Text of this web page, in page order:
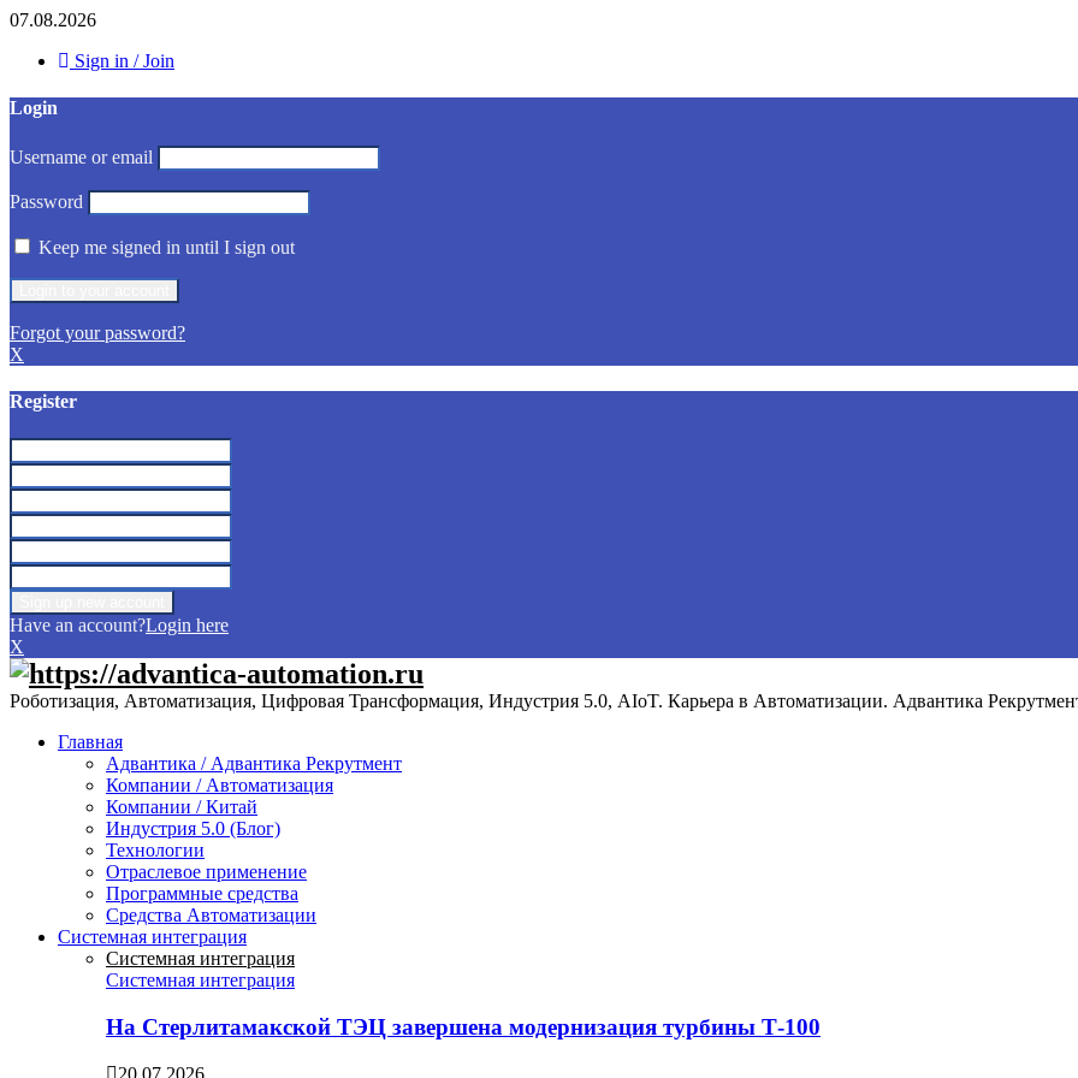
07.08.2026
Sign in / Join
Login
Username or email
Password
Keep me signed in until I sign out
Forgot your password?
X
Register
Have an account?Login here
X
Роботизация, Автоматизация, Цифровая Трансформация, Индустрия 5.0, AIoT. Карьера в Автоматизации. Адвантика
Главная
Адвантика / Адвантика Рекрутмент
Компании / Автоматизация
Компании / Китай
Индустрия 5.0 (Блог)
Технологии
Отраслевое применение
Программные средства
Средства Автоматизации
Системная интеграция
Системная интеграция
Системная интеграция
На Стерлитамакской ТЭЦ завершена модернизация турбины Т-100
20.07.2026